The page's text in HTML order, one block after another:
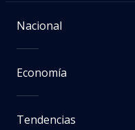
Nacional
Economía
Tendencias